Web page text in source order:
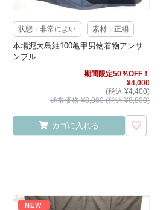
状態：非常によい 素材：正絹
本場泥大島紬100亀甲男物着物アンサ
ンブル
期間限定50％OFF！
¥4,000
(税込 ¥4,400)
通常価格 ¥8,000 (税込 ¥8,800)
カゴに入れる
NEW